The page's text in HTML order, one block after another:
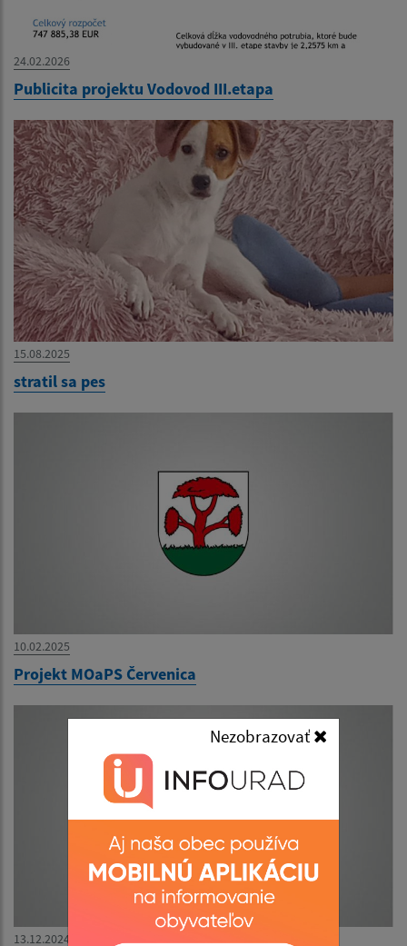
24.02.2026
Publicita projektu Vodovod III.etapa
15.08.2025
stratil sa pes
10.02.2025
Projekt MOaPS Červenica
13.12.2024
Nezobrazovať